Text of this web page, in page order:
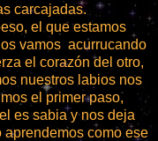
carcajadas.
el que estamos
vamos acurrucando
el corazón del otro,
nuestros labios nos
el primer paso,
es sabia y nos deja
como ese